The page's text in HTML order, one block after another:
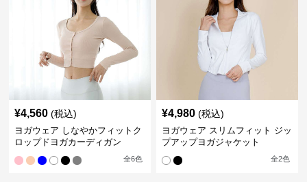
¥4,560 (税込)
ヨガウェア しなやかフィットク
ロップドヨガカーディガン
全6色
¥4,980 (税込)
ヨガウェア スリムフィット ジッ
プアップヨガジャケット
全2色